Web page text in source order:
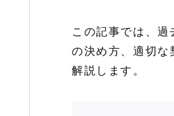
この記事では、
の決め方、適切
解説します。